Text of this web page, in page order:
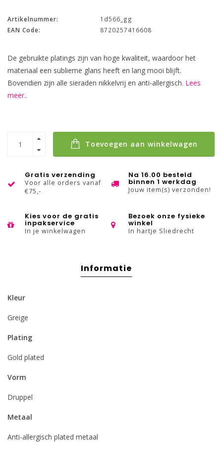
Artikelnummer:
1d566_gg
EAN Code:
8720257416608
De gebruikte platings zijn van hoge kwaliteit, waardoor het
materiaal een sublieme glans heeft en lang mooi blijft.
Bovendien zijn alle sieraden nikkelvrij en anti-allergisch. Lees
meer..
Toevoegen aan winkelwagen
Gratis verzending
Voor alle orders vanaf
€75,-
Na 16.00 besteld
binnen 1 werkdag
Jouw item(s) verzonden!
Kies voor de gratis
inpakservice
In je winkelwagen
Bezoek onze fysieke
winkel
In hartje Sliedrecht
Informatie
Kleur
Greige
Plating
Gold plated
Vorm
Druppel
Metaal
Anti-allergisch plated metaal